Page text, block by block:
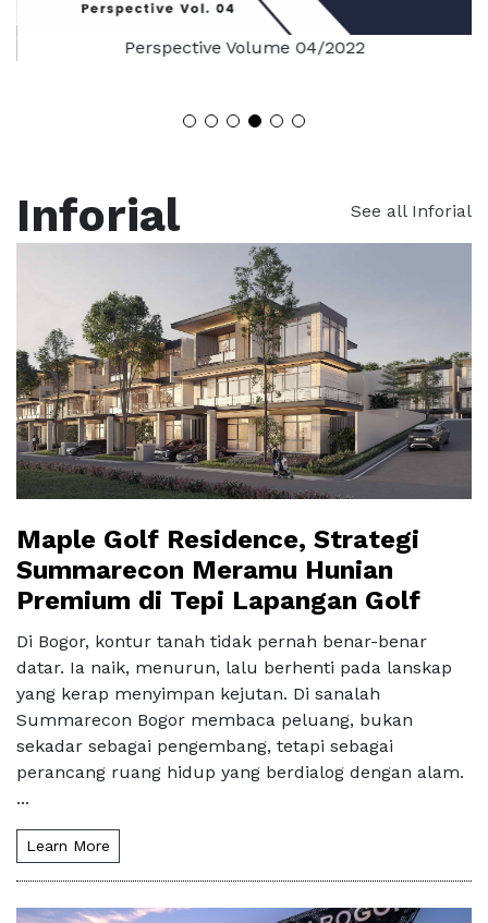
Perspective Volume 04/2022
Inforial See all Inforial
Maple Golf Residence, Strategi
Summarecon Meramu Hunian
Premium di Tepi Lapangan Golf
Di Bogor, kontur tanah tidak pernah benar-benar
datar. Ia naik, menurun, lalu berhenti pada lanskap
yang kerap menyimpan kejutan. Di sanalah
Summarecon Bogor membaca peluang, bukan
sekadar sebagai pengembang, tetapi sebagai
perancang ruang hidup yang berdialog dengan alam.
...
Learn More